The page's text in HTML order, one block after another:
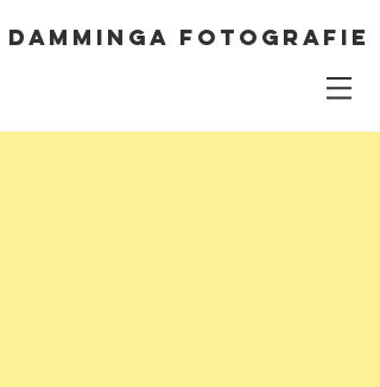
DAMMINGA FOTOGRAFIE